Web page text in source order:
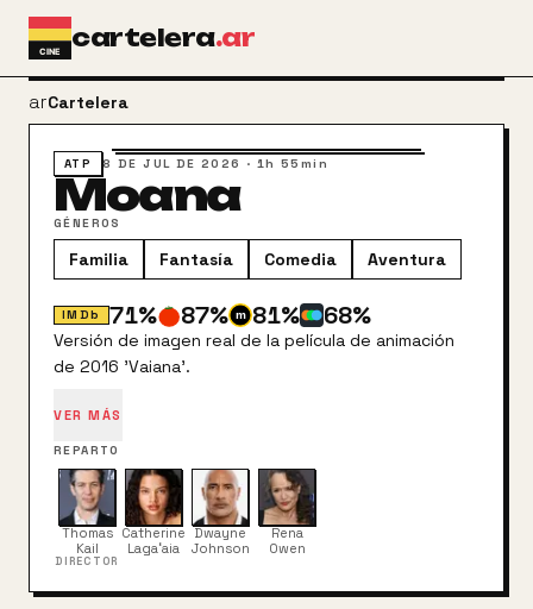
Ir al contenido principal
cartelera.ar
arrow_back
Cartelera
ATP 8 DE JUL DE 2026 · 1h 55min
Moana
GÉNEROS
Familia Fantasía Comedia Aventura
IMDb 71% 87% 81% 68%
Versión de imagen real de la película de animación
de 2016 'Vaiana'.
VER MÁS
REPARTO
Thomas
Kail
DIRECTOR
Catherine
Lagaʻaia
Dwayne
Johnson
Rena
Owen